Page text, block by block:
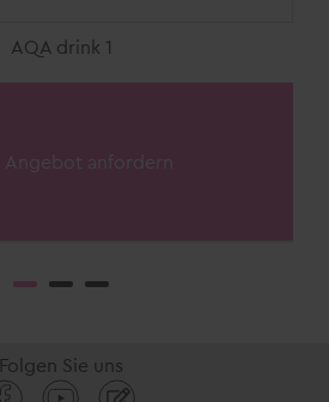
AQA drink 1
Angebot anfordern
Folgen Sie uns